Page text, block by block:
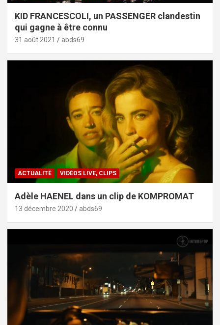
KID FRANCESCOLI, un PASSENGER clandestin
qui gagne à être connu
31 août 2021 abds69
ACTUALITÉ VIDÉOS LIVE, CLIPS
Adèle HAENEL dans un clip de KOMPROMAT
13 décembre 2020 abds69